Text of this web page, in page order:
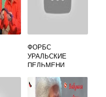
ФОРБС
УРАЛЬСКИЕ
ПЕЛЬМЕНИ